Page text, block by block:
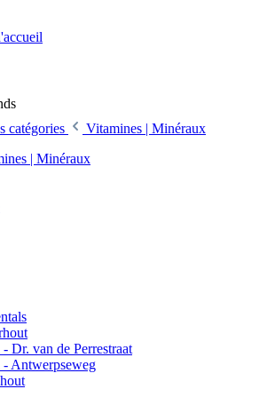
catégories
Vitamines | Minéraux
| Minéraux
Dr. van de Perrestraat
Antwerpseweg